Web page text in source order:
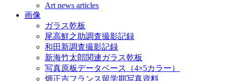
Art news articles
画像
ガラス乾板
尾高鮮之助調査撮影記録
和田新調査撮影記録
新海竹太郎関連ガラス乾板
写真原板データベース（4×5カラー）
畑正吉フランス留学期写真資料